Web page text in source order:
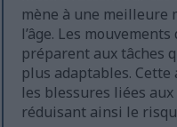
mène à une meilleure
l’âge. Les
préparent aux tâches
plus adaptables.
les blessures liées
réduisant ainsi le